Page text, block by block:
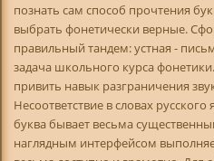
познать сам способ прочтения
выбрать фонетически верные.
правильный тандем: устная -
задача школьного курса
привить навык разграничения
Несоответствие в словах
буква бывает весьма
наглядным интерфейсом